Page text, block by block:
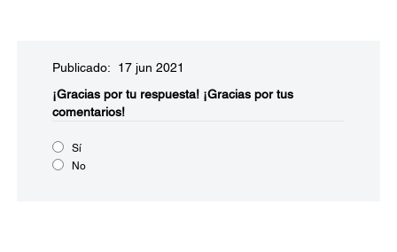
Publicado: 17 jun 2021
¡Gracias por tu respuesta! ¡Gracias por tus
comentarios!
Sí
No